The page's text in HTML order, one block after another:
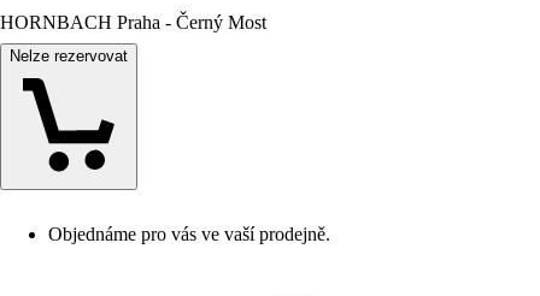
HORNBACH Praha - Černý Most
Nelze rezervovat
Objednáme pro vás ve vaší prodejně.